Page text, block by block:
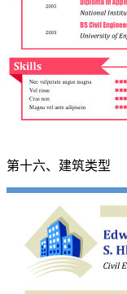
第十六、建筑类型